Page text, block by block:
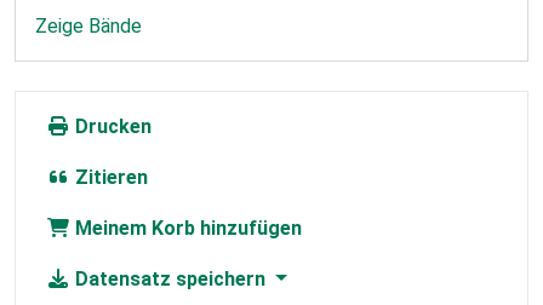
Zeige Bände
Drucken
Zitieren
Meinem Korb hinzufügen
Datensatz speichern